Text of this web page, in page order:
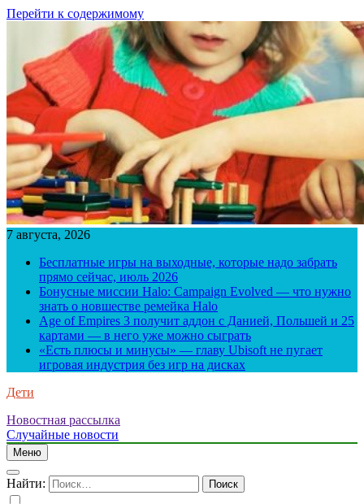
Перейти к содержимому
7 августа, 2026
Бесплатные игры на выходные, которые надо забрать
прямо сейчас, июль 2026
Бонусные миссии Halo: Campaign Evolved — что нужно
знать о новшестве ремейка Halo
Age of Empires 3 получит аддон с Данией, Польшей и 25
картами — в него уже можно сыграть
«Есть плюсы и минусы» — главу Ubisoft не пугает
игровая индустрия без игр на дисках
Дети
Новостная рассылка
Случайные новости
Меню
Найти: